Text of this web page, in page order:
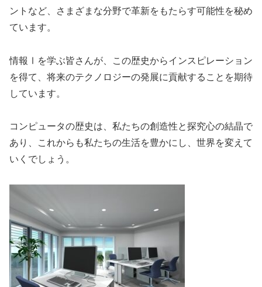
ントなど、さまざまな分野で革新をもたらす可能性を秘め
ています。
情報Ⅰを学ぶ皆さんが、この歴史からインスピレーション
を得て、将来のテクノロジーの発展に貢献することを期待
しています。
コンピュータの歴史は、私たちの創造性と探究心の結晶で
あり、これからも私たちの生活を豊かにし、世界を変えて
いくでしょう。